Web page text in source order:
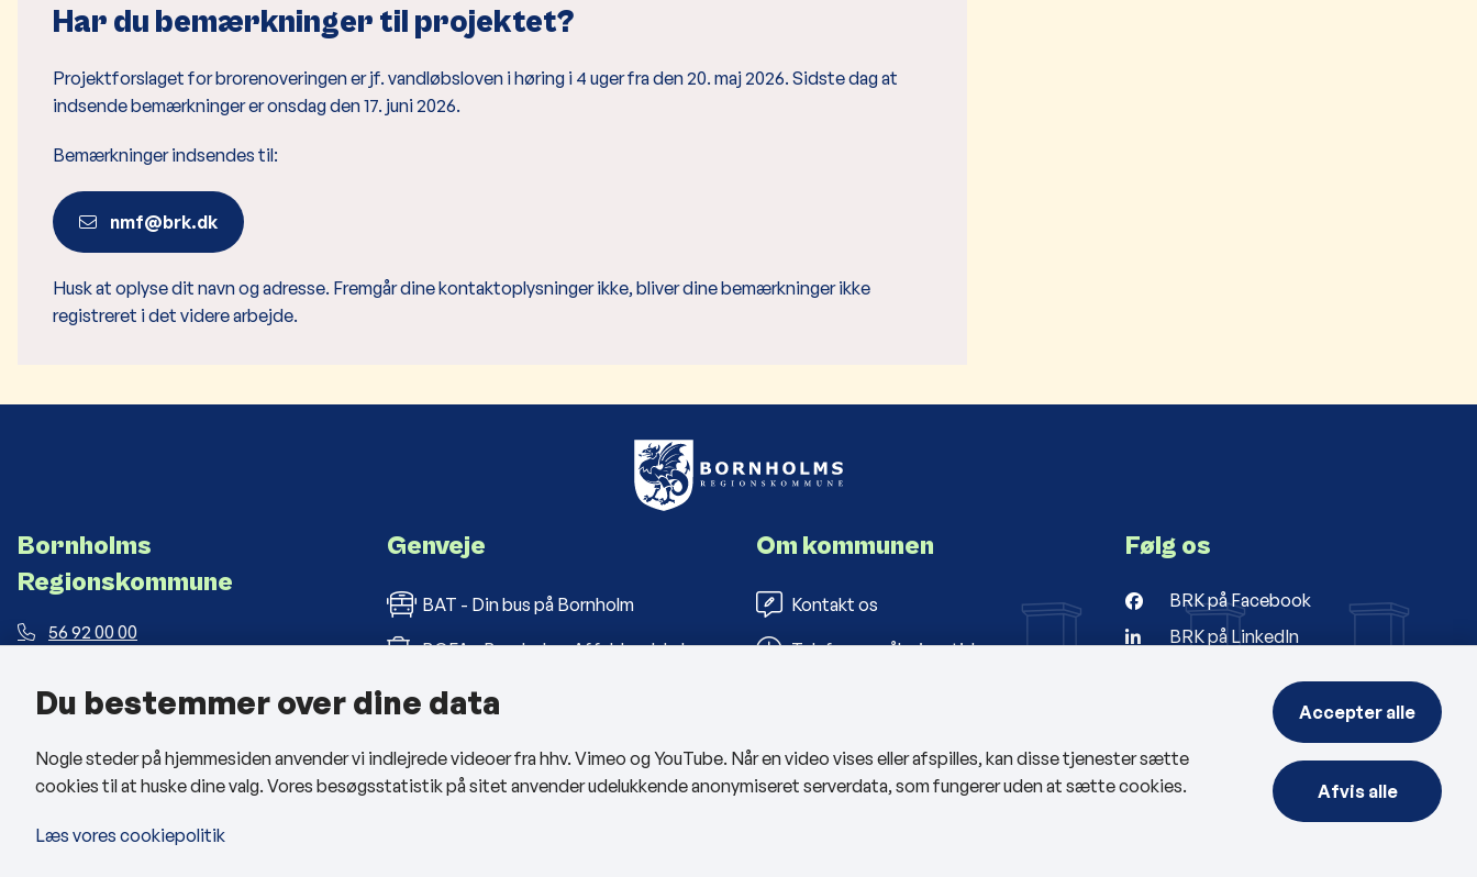
Har du bemærkninger til projektet?
Projektforslaget for brorenoveringen er jf. vandløbsloven i høring i 4 uger fra den 20. maj 2026. Sidste dag at
indsende bemærkninger er onsdag den 17. juni 2026.
Bemærkninger indsendes til:
nmf@brk.dk
Husk at oplyse dit navn og adresse. Fremgår dine kontaktoplysninger ikke, bliver dine bemærkninger ikke
registreret i det videre arbejde.
Bornholms
Regionskommune
56 92 00 00
Landemærket 26, 3700 Rønne
Man - tors: kl. 09:00 - 14:00
Genveje
BAT - Din bus på Bornholm
BOFA - Bornholms Affaldsselskab
Bornholms Folkebiblioteker
Om kommunen
Kontakt os
Telefon- og åbningstider
Cookies
Følg os
BRK på Facebook
BRK på LinkedIn
Du bestemmer over dine data
Nogle steder på hjemmesiden anvender vi indlejrede videoer fra hhv. Vimeo og YouTube. Når en video vises eller afspilles, kan disse tjenester sætte
cookies til at huske dine valg. Vores besøgsstatistik på sitet anvender udelukkende anonymiseret serverdata, som fungerer uden at sætte cookies.
Læs vores cookiepolitik
Accepter alle
Afvis alle